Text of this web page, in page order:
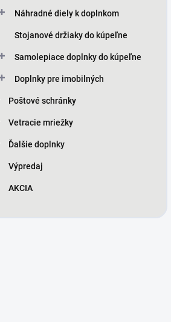
Náhradné diely k doplnkom
Stojanové držiaky do kúpeľne
Samolepiace doplnky do kúpeľne
Doplnky pre imobilných
Poštové schránky
Vetracie mriežky
Ďalšie doplnky
Výpredaj
AKCIA